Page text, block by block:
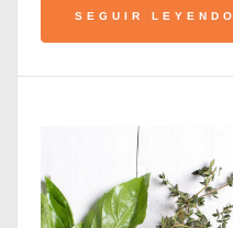
SEGUIR LEYENDO